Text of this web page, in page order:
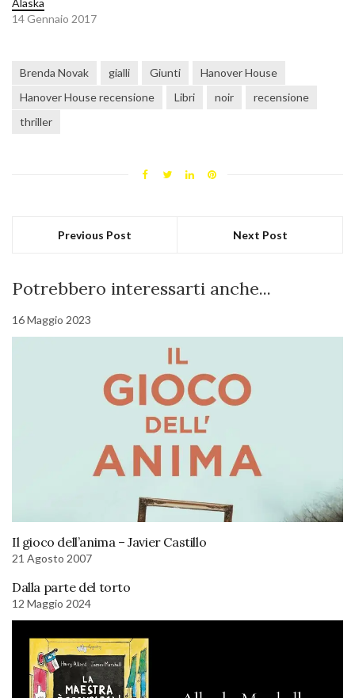
14 Gennaio 2017
Brenda Novak gialli Giunti
Hanover House
Hanover House recensione
Libri noir
recensione
thriller
Previous Post Next Post
Potrebbero interessarti anche...
16 Maggio 2023
Il gioco dell’anima – Javier Castillo
21 Agosto 2007
Dalla parte del torto
12 Maggio 2024